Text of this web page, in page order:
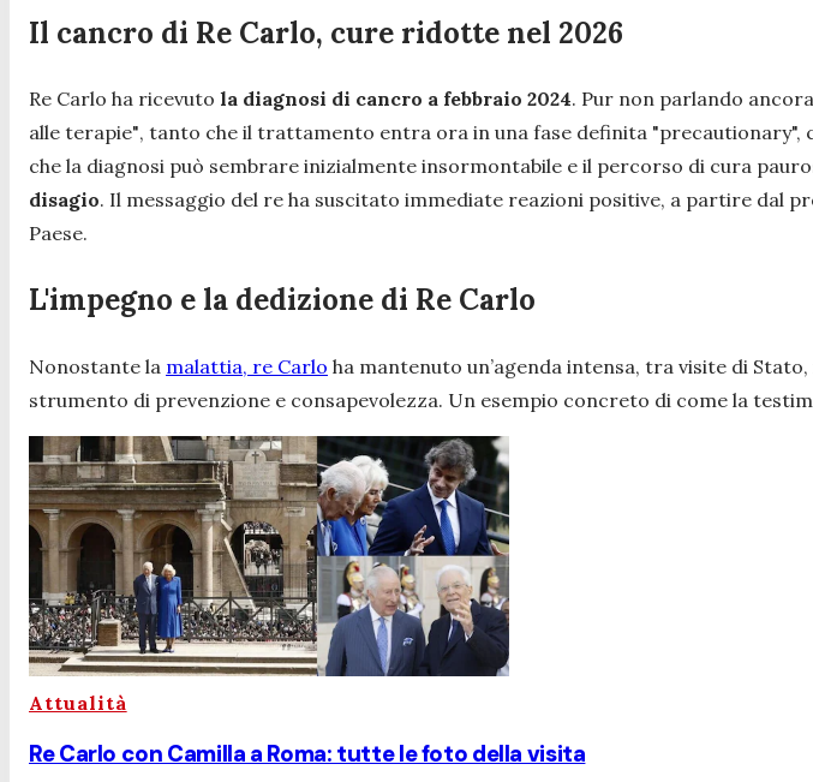
Il cancro di Re Carlo, cure ridotte nel 2026
Re Carlo ha ricevuto la diagnosi di cancro a febbraio 2024. Pur non parlando
alle terapie", tanto che il trattamento entra ora in una fase definita "precautionary",
che la diagnosi può sembrare inizialmente insormontabile e il percorso di cura
disagio. Il messaggio del re ha suscitato immediate reazioni positive, a partire dal
Paese.
L'impegno e la dedizione di Re Carlo
Nonostante la malattia, re Carlo ha mantenuto un’agenda intensa, tra visite di
strumento di prevenzione e consapevolezza. Un esempio concreto di come la
Attualità
Re Carlo con Camilla a Roma: tutte le foto della visita